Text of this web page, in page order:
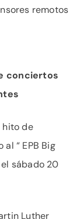
remotos
conciertos
hito de
“ EPB Big
sábado 20
Luther